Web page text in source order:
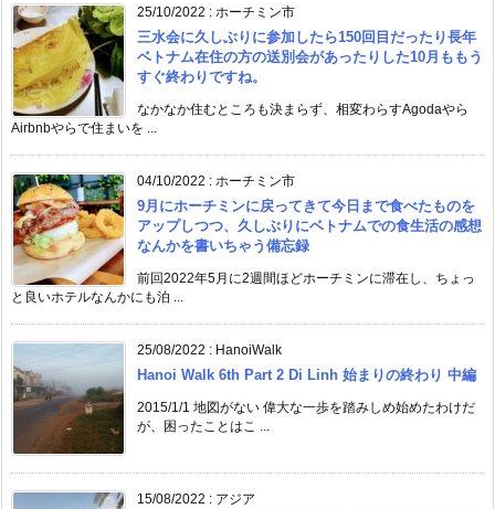
25/10/2022 : ホーチミン市
三水会に久しぶりに参加したら150回目だったり長年
ベトナム在住の方の送別会があったりした10月ももう
すぐ終わりですね。
なかなか住むところも決まらず、相変わらすAgodaやら
Airbnbやらで住まいを ...
04/10/2022 : ホーチミン市
9月にホーチミンに戻ってきて今日まで食べたものを
アップしつつ、久しぶりにベトナムでの食生活の感想
なんかを書いちゃう備忘録
前回2022年5月に2週間ほどホーチミンに滞在し、ちょっ
と良いホテルなんかにも泊 ...
25/08/2022 : HanoiWalk
Hanoi Walk 6th Part 2 Di Linh 始まりの終わり 中編
2015/1/1 地図がない 偉大な一歩を踏みしめ始めたわけだ
が、困ったことはこ ...
15/08/2022 : アジア